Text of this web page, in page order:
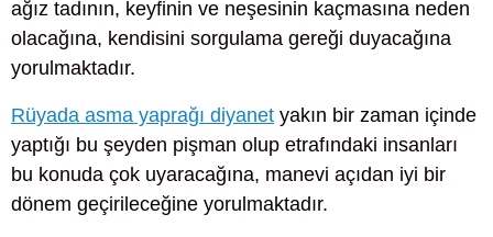
ağız tadının, keyfinin ve neşesinin kaçmasına neden
olacağına, kendisini sorgulama gereği duyacağına
yorulmaktadır.
Rüyada asma yaprağı diyanet yakın bir zaman içinde
yaptığı bu şeyden pişman olup etrafındaki insanları
bu konuda çok uyaracağına, manevi açıdan iyi bir
dönem geçirileceğine yorulmaktadır.